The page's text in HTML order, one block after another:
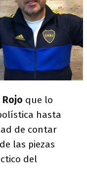
Rojo que lo
hasta
de contar
las piezas
del